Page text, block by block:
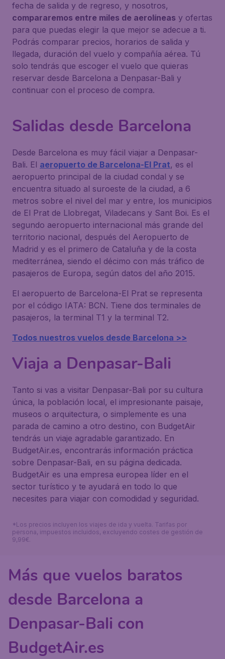
fecha de salida y de regreso, y nosotros,
compararemos entre miles de aerolíneas y ofertas
para que puedas elegir la que mejor se adecue a ti.
Podrás comparar precios, horarios de salida y
llegada, duración del vuelo y compañía aérea. Tú
solo tendrás que escoger el vuelo que quieras
reservar desde Barcelona a Denpasar-Bali y
continuar con el proceso de compra.
Salidas desde Barcelona
Desde Barcelona es muy fácil viajar a Denpasar-
Bali. El aeropuerto de Barcelona-El Prat, es el
aeropuerto principal de la ciudad condal y se
encuentra situado al suroeste de la ciudad, a 6
metros sobre el nivel del mar y entre, los municipios
de El Prat de Llobregat, Viladecans y Sant Boi. Es el
segundo aeropuerto internacional más grande del
territorio nacional, después del Aeropuerto de
Madrid y es el primero de Cataluña y de la costa
mediterránea, siendo el décimo con más tráfico de
pasajeros de Europa, según datos del año 2015.
El aeropuerto de Barcelona-El Prat se representa
por el código IATA: BCN. Tiene dos terminales de
pasajeros, la terminal T1 y la terminal T2.
Todos nuestros vuelos desde Barcelona >>
Viaja a Denpasar-Bali
Tanto si vas a visitar Denpasar-Bali por su cultura
única, la población local, el impresionante paisaje,
museos o arquitectura, o simplemente es una
parada de camino a otro destino, con BudgetAir
tendrás un viaje agradable garantizado. En
BudgetAir.es, encontrarás información práctica
sobre Denpasar-Bali, en su página dedicada.
BudgetAir es una empresa europea líder en el
sector turístico y te ayudará en todo lo que
necesites para viajar con comodidad y seguridad.
*Los precios incluyen los viajes de ida y vuelta. Tarifas por
persona, impuestos incluidos, excluyendo costes de gestión de
9,99€.
Más que vuelos baratos
desde Barcelona a
Denpasar-Bali con
BudgetAir.es